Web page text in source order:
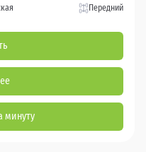
Передний
минуту